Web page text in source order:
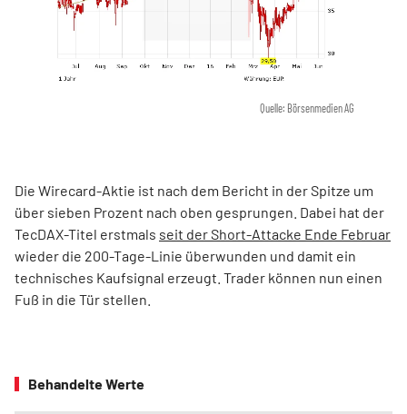
Quelle: Börsenmedien AG
Die Wirecard-Aktie ist nach dem Bericht in der Spitze um
über sieben Prozent nach oben gesprungen. Dabei hat der
TecDAX-Titel erstmals seit der Short-Attacke Ende Februar
wieder die 200-Tage-Linie überwunden und damit ein
technisches Kaufsignal erzeugt. Trader können nun einen
Fuß in die Tür stellen.
Behandelte Werte